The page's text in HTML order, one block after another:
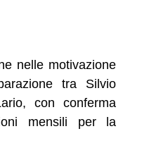
nelle motivazione
tra Silvio
con conferma
mensili per la